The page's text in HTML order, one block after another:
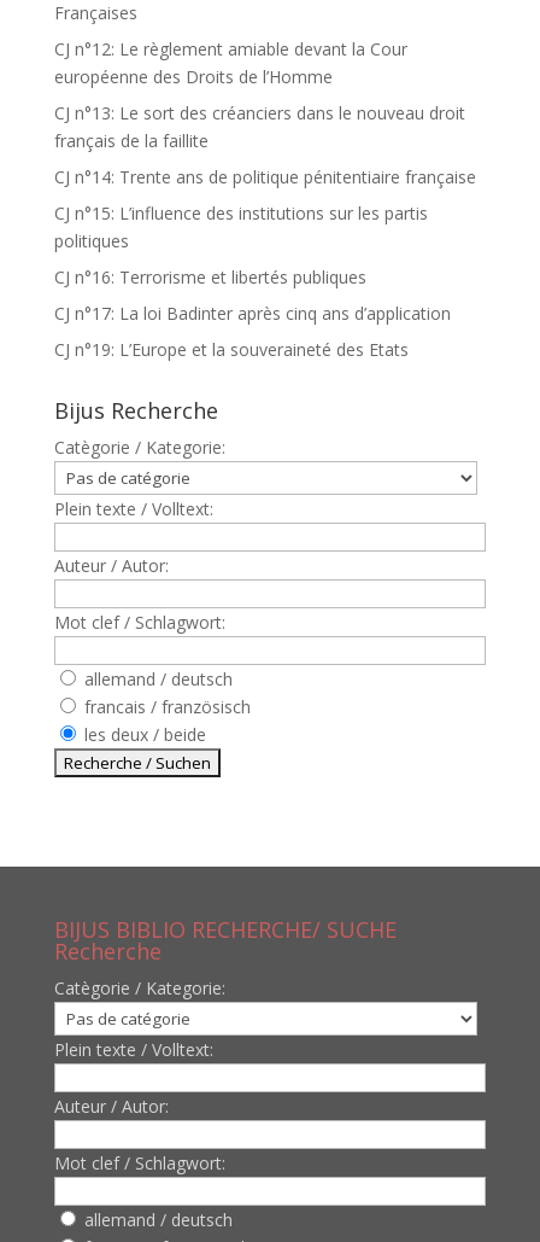
Françaises
CJ n°12: Le règlement amiable devant la Cour
européenne des Droits de l’Homme
CJ n°13: Le sort des créanciers dans le nouveau droit
français de la faillite
CJ n°14: Trente ans de politique pénitentiaire française
CJ n°15: L’influence des institutions sur les partis
politiques
CJ n°16: Terrorisme et libertés publiques
CJ n°17: La loi Badinter après cinq ans d’application
CJ n°19: L’Europe et la souveraineté des Etats
Bijus Recherche
Catègorie / Kategorie:
Plein texte / Volltext:
Auteur / Autor:
Mot clef / Schlagwort:
allemand / deutsch
francais / französisch
les deux / beide
BIJUS BIBLIO RECHERCHE/ SUCHE
Recherche
Catègorie / Kategorie:
Plein texte / Volltext:
Auteur / Autor:
Mot clef / Schlagwort:
allemand / deutsch